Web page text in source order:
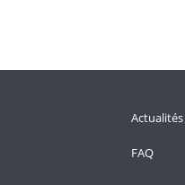
Actualités
FAQ